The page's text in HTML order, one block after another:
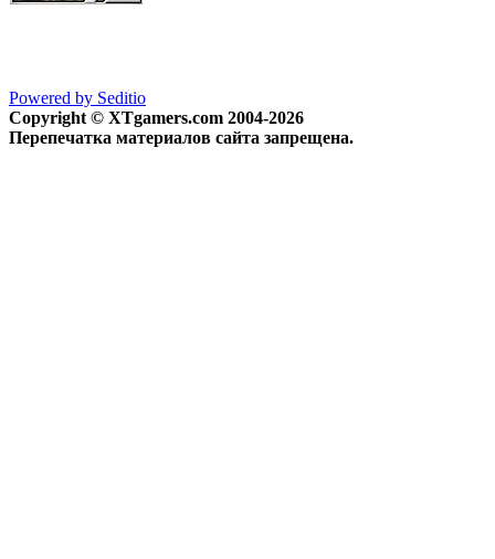
Powered by Seditio
Copyright © XTgamers.com 2004-2026
Перепечатка материалов сайта запрещена.